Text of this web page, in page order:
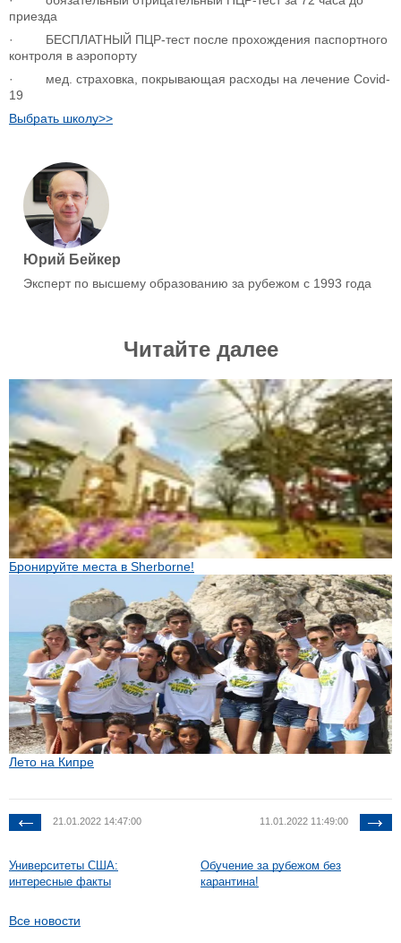
приезда
· БЕСПЛАТНЫЙ ПЦР-тест после прохождения паспортного
контроля в аэропорту
· мед. cтраховка, покрывающая расходы на лечение Covid-
19
Выбрать школу>>
Юрий Бейкер
Эксперт по высшему образованию за рубежом с 1993 года
Читайте далее
Бронируйте места в Sherborne!
Лето на Кипре
21.01.2022 14:47:00
Университеты США:
интересные факты
11.01.2022 11:49:00
Обучение за рубежом без
карантина!
Все новости